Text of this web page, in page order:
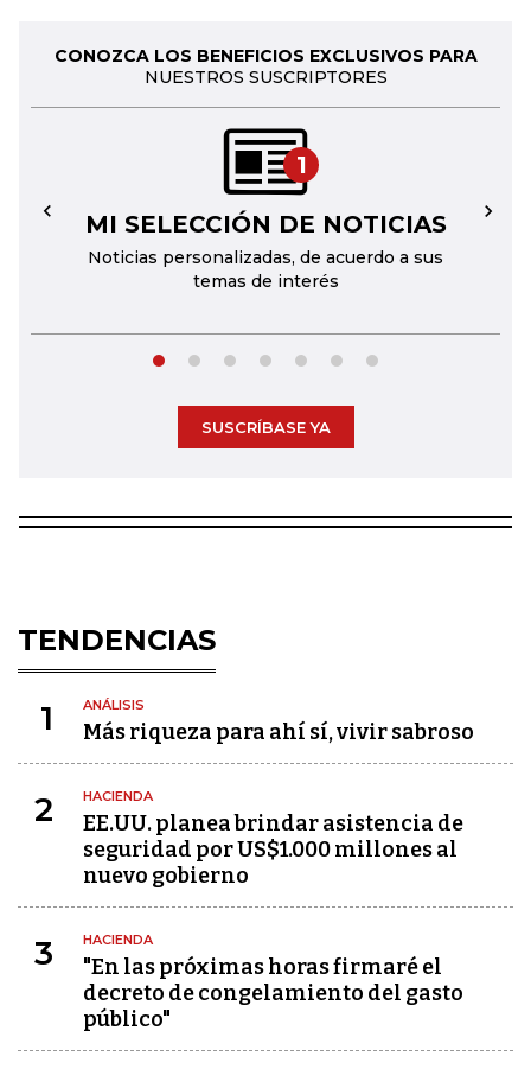
CONOZCA LOS BENEFICIOS EXCLUSIVOS PARA
NUESTROS SUSCRIPTORES
1
MI SELECCIÓN DE NOTICIAS
Noticias personalizadas, de acuerdo a sus
temas de interés
← →
SUSCRÍBASE YA
TENDENCIAS
1 ANÁLISIS
Más riqueza para ahí sí, vivir sabroso
2 HACIENDA
EE.UU. planea brindar asistencia de
seguridad por US$1.000 millones al
nuevo gobierno
3 HACIENDA
"En las próximas horas firmaré el
decreto de congelamiento del gasto
público"